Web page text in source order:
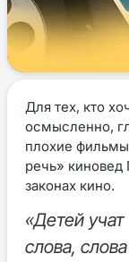
Для тех, кто
осмысленно,
плохие
речь» киновед
законах кино.
«Детей
слова,